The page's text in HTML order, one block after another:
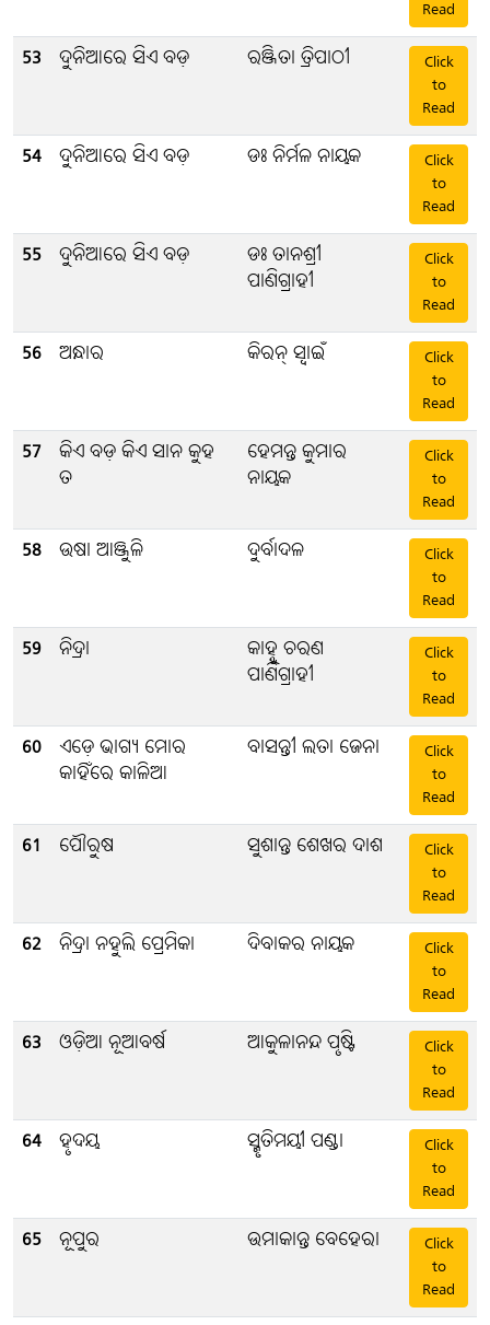
Read
53 ଦୁନିଆରେ ସିଏ ବଡ଼ ରଞ୍ଜିତା ତ୍ରିପାଠୀ
Click
to
Read
54 ଦୁନିଆରେ ସିଏ ବଡ଼ ଡଃ ନିର୍ମଳ ନାୟକ
Click
to
Read
55 ଦୁନିଆରେ ସିଏ ବଡ଼
ଡଃ ତାନଶ୍ରୀ
ପାଣିଗ୍ରାହୀ
Click
to
Read
56 ଅନ୍ଧାର କିରନ୍ ସ୍ବାଇଁ
Click
to
Read
57
କିଏ ବଡ଼ କିଏ ସାନ କୁହ
ତ
ହେମନ୍ତ କୁମାର
ନାୟକ
Click
to
Read
58 ଉଷା ଆଞ୍ଜୁଳି ଦୁର୍ବାଦଳ
Click
to
Read
59 ନିଦ୍ରା
କାହ୍ନୁ ଚରଣ
ପାଣିଗ୍ରାହୀ
Click
to
Read
60
ଏଡ଼େ ଭାଗ୍ୟ ମୋର
କାହିଁରେ କାଳିଆ
ବାସନ୍ତୀ ଲତା ଜେନା
Click
to
Read
61 ପୌରୁଷ ସୁଶାନ୍ତ ଶେଖର ଦାଶ
Click
to
Read
62 ନିଦ୍ରା ନହୁଲି ପ୍ରେମିକା ଦିବାକର ନାୟକ
Click
to
Read
63 ଓଡ଼ିଆ ନୂଆବର୍ଷ ଆକୁଳାନନ୍ଦ ପୃଷ୍ଟି
Click
to
Read
64 ହୃଦୟ ସ୍ମୃତିମୟୀ ପଣ୍ଡା
Click
to
Read
65 ନୂପୁର ଉମାକାନ୍ତ ବେହେରା
Click
to
Read